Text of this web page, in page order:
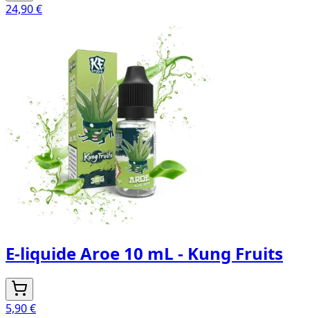
24,90 €
E-liquide Aroe 10 mL - Kung Fruits
5,90 €